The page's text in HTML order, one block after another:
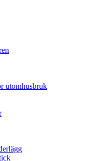
utomhusbruk